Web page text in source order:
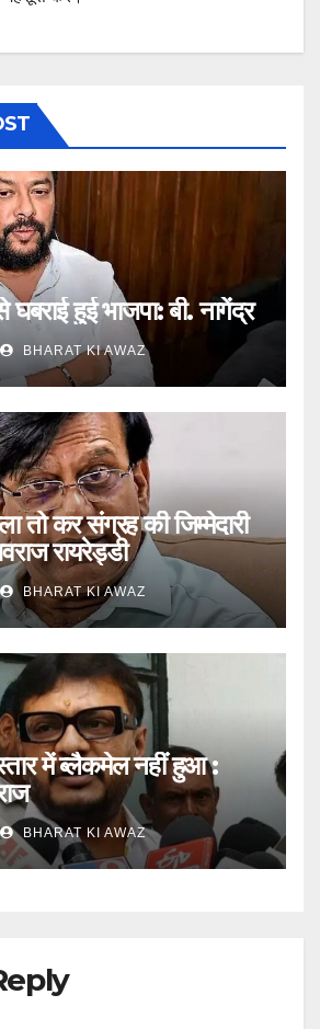
हुई भाजपा: बी. नागेंद्र
BHARAT KI AWAZ
तो कर संग्रह की जिम्मेदारी
रायरेड्डी
BHARAT KI AWAZ
में ब्लैकमेल नहीं हुआ :
BHARAT KI AWAZ